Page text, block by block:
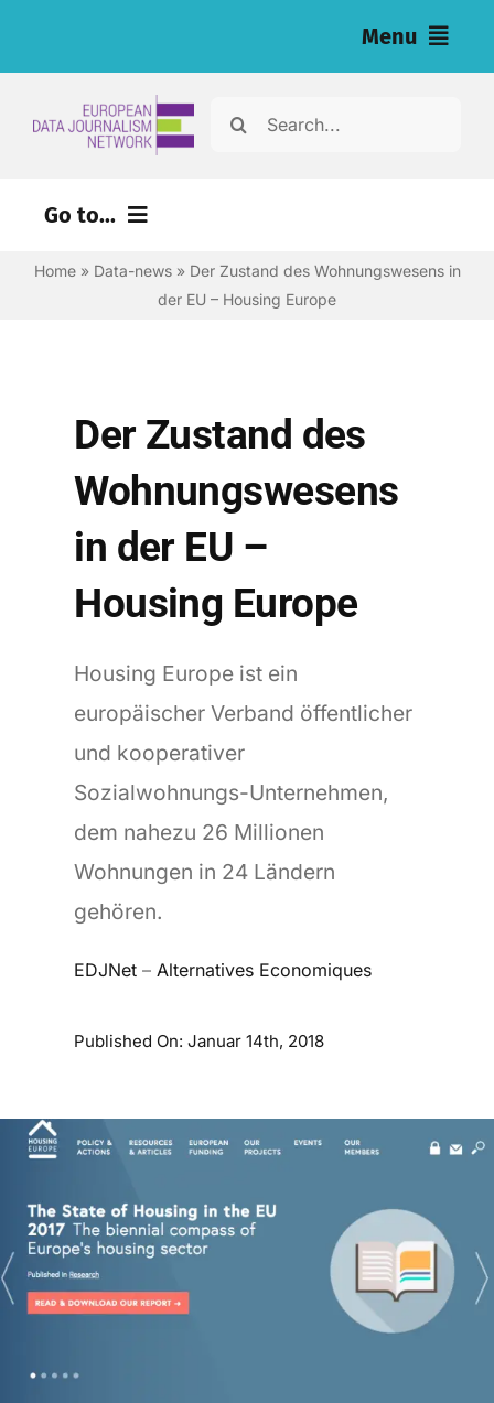
Menu
Search
Go to...
Home» Data-news» Der Zustand des Wohnungswesens in
der EU – Housing Europe
Der Zustand des
Wohnungswesens
in der EU –
Housing Europe
Housing Europe ist ein
europäischer Verband öffentlicher
und kooperativer
Sozialwohnungs-Unternehmen,
dem nahezu 26 Millionen
Wohnungen in 24 Ländern
gehören.
EDJNet – Alternatives Economiques
Published On: Januar 14th, 2018